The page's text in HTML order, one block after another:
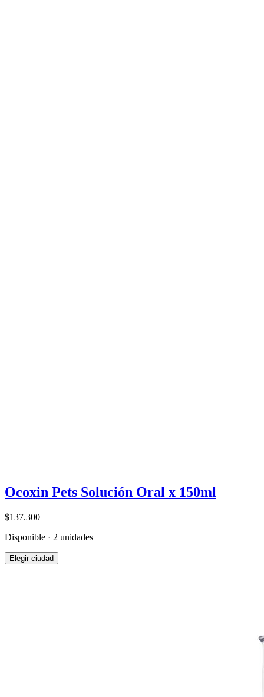
Ocoxin Pets Solución Oral x 150ml
$137.300
Disponible · 2 unidades
Elegir ciudad